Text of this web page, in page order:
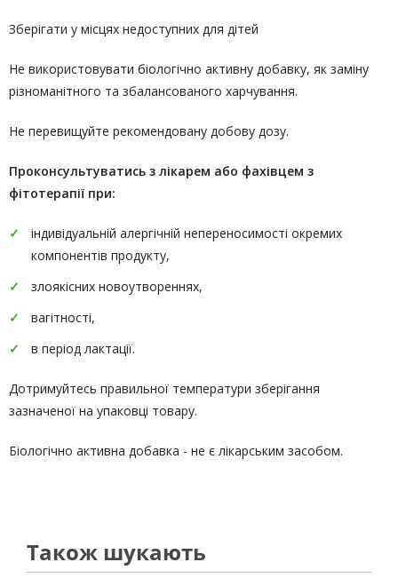
Зберігати у місцях недоступних для дітей
Не використовувати біологічно активну добавку, як заміну
різноманітного та збалансованого харчування.
Не перевищуйте рекомендовану добову дозу.
Проконсультуватись з лікарем або фахівцем з
фітотерапії при:
індивідуальній алергічній непереносимості окремих
компонентів продукту,
злоякісних новоутвореннях,
вагітності,
в період лактації.
Дотримуйтесь правильної температури зберігання
зазначеної на упаковці товару.
Біологічно активна добавка - не є лікарським засобом.
Також шукають